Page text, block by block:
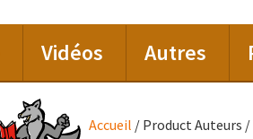
Vidéos Autres
Accueil / Product Auteurs /